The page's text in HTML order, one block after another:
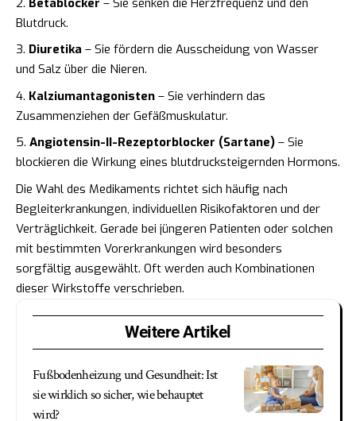
Blutdruck.
Diuretika – Sie fördern die Ausscheidung von Wasser
und Salz über die Nieren.
Kalziumantagonisten – Sie verhindern das
Zusammenziehen der Gefäßmuskulatur.
Angiotensin-II-Rezeptorblocker (Sartane) – Sie
blockieren die Wirkung eines blutdrucksteigernden Hormons.
Die Wahl des Medikaments richtet sich häufig nach
Begleiterkrankungen, individuellen Risikofaktoren und der
Verträglichkeit. Gerade bei jüngeren Patienten oder solchen
mit bestimmten Vorerkrankungen wird besonders
sorgfältig ausgewählt. Oft werden auch Kombinationen
dieser Wirkstoffe verschrieben.
Weitere Artikel
Fußbodenheizung und Gesundheit: Ist
sie wirklich so sicher, wie behauptet
wird?